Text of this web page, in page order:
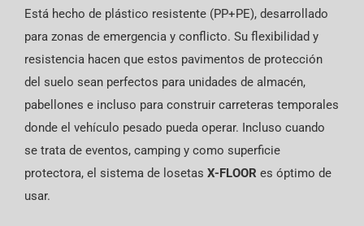
Está hecho de plástico resistente (PP+PE), desarrollado
para zonas de emergencia y conflicto. Su flexibilidad y
resistencia hacen que estos pavimentos de protección
del suelo sean perfectos para unidades de almacén,
pabellones e incluso para construir carreteras temporales
donde el vehículo pesado pueda operar. Incluso cuando
se trata de eventos, camping y como superficie
protectora, el sistema de losetas X-FLOOR es óptimo de
usar.